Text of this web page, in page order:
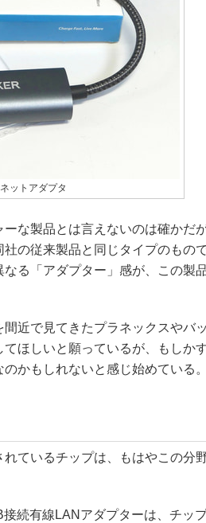
ットアダプタ
な製品とは言えないのは確かだが
の従来製品と同じタイプのもの
る「アダプター」感が、この製
近で見てきたプラネックスやバ
ほしいと願っているが、もしか
かもしれないと感じ始めている。
ているチップは、もはやこの分
続有線LANアダプターは、チッ